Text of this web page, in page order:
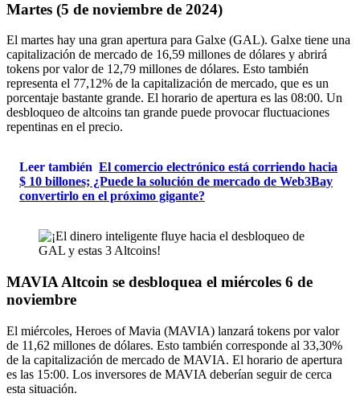
Martes (5 de noviembre de 2024)
El martes hay una gran apertura para Galxe (GAL). Galxe tiene una
capitalización de mercado de 16,59 millones de dólares y abrirá
tokens por valor de 12,79 millones de dólares. Esto también
representa el 77,12% de la capitalización de mercado, que es un
porcentaje bastante grande. El horario de apertura es las 08:00. Un
desbloqueo de altcoins tan grande puede provocar fluctuaciones
repentinas en el precio.
Leer también El comercio electrónico está corriendo hacia
$ 10 billones; ¿Puede la solución de mercado de Web3Bay
convertirlo en el próximo gigante?
MAVIA Altcoin se desbloquea el miércoles 6 de
noviembre
El miércoles, Heroes of Mavia (MAVIA) lanzará tokens por valor
de 11,62 millones de dólares. Esto también corresponde al 33,30%
de la capitalización de mercado de MAVIA. El horario de apertura
es las 15:00. Los inversores de MAVIA deberían seguir de cerca
esta situación.